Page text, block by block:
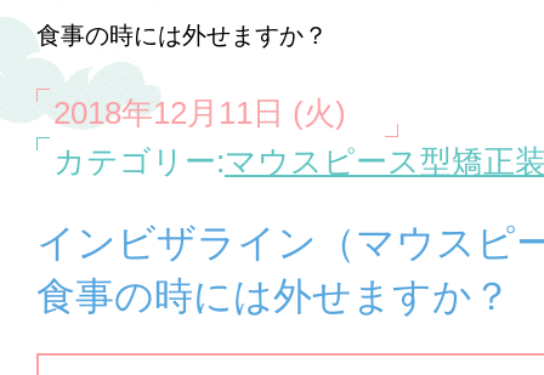
食事の時には外せますか？
2018年12月11日 (火)
カテゴリー:マウスピース型矯正
インビザライン（マウスピ
食事の時には外せますか？